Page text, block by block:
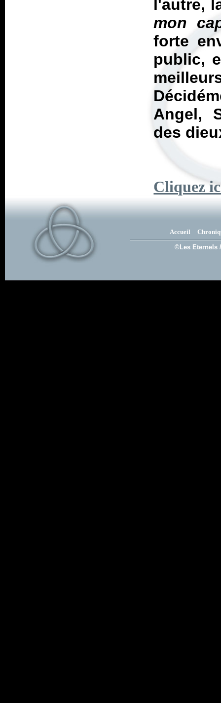
l'autre,
mon
forte
public,
Angel,
des
Cliquez
Accueil
©Les Eternels